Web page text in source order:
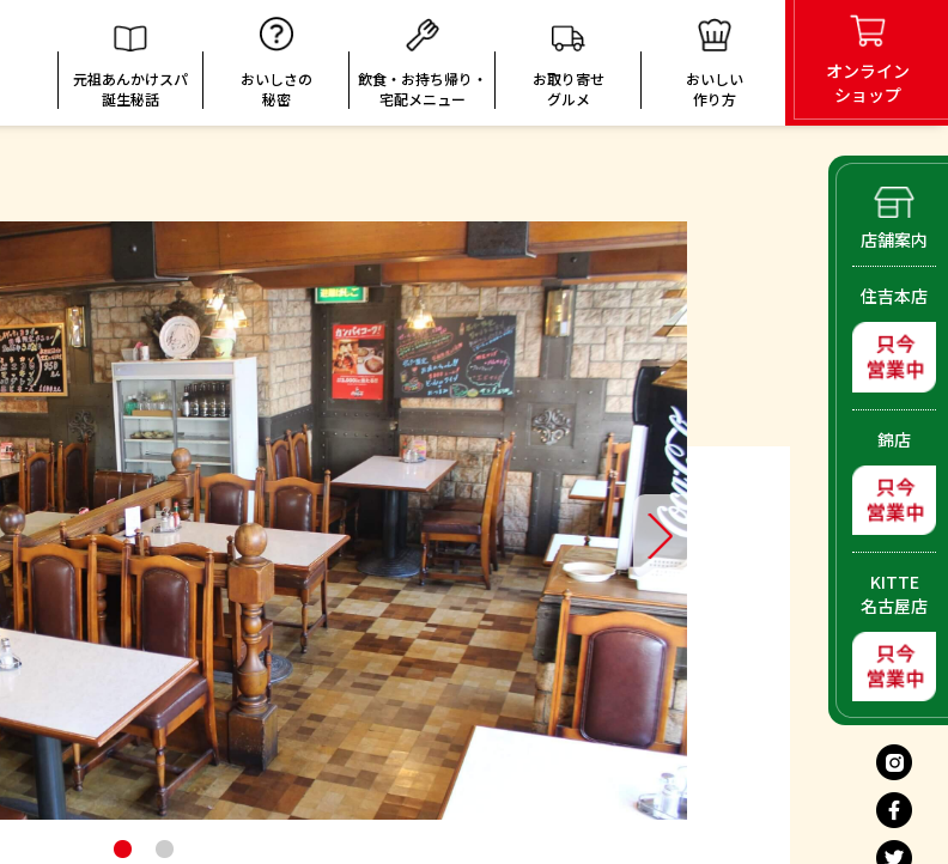
元祖あんかけスパ
誕生秘話
おいしさの
秘密
飲食・お持ち帰り・
宅配メニュー
お取り寄せ
グルメ
おいしい
作り方
オンライン
ショップ
店舗案内
住吉本店
錦店
KITTE
名古屋店